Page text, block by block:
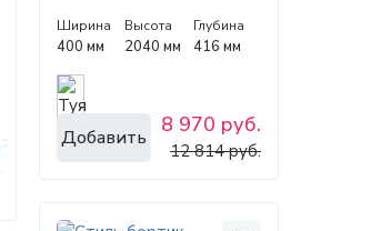
Ширина
400 мм
Высота
2040 мм
Глубина
416 мм
Добавить 8 970 руб.
12 814 руб.